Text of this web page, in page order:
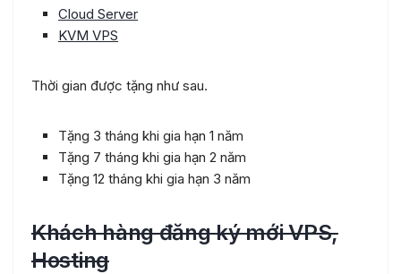
Cloud Server
KVM VPS
Thời gian được tặng như sau.
Tặng 3 tháng khi gia hạn 1 năm
Tặng 7 tháng khi gia hạn 2 năm
Tặng 12 tháng khi gia hạn 3 năm
Khách hàng đăng ký mới VPS,
Hosting